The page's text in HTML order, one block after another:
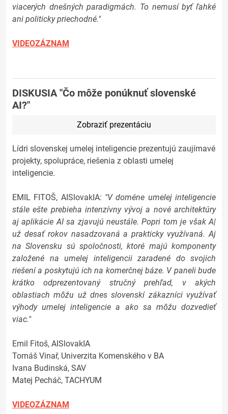
viacerých dnešných paradigmách. To nemusí byť ľahké
ani politicky priechodné."
VIDEOZÁZNAM
DISKUSIA "Čo môže ponúknuť slovenské
AI?"
Zobraziť prezentáciu
Lídri slovenskej umelej inteligencie prezentujú zaujímavé
projekty, spolupráce, riešenia z oblasti umelej
inteligencie.
EMIL FITOŠ, AISlovakIA: "V doméne umelej inteligencie
stále ešte prebieha intenzívny vývoj a nové architektúry
aj aplikácie AI sa zjavujú neustále. Popri tom je však A|
už desať rokov nasadzovaná a prakticky využívaná. Aj
na Slovensku sú spoločnosti, ktoré majú komponenty
založené na umelej inteligencii zaradené do svojich
riešení a poskytujú ich na komerčnej báze. V paneli bude
krátko odprezentovaný stručný prehľad, v akých
oblastiach môžu už dnes slovenskí zákazníci využívať
výhody umelej inteligencie a ako sa môžu dozvedieť
viac."
Emil Fitoš, AISlovakIA
Tomáš Vinař, Univerzita Komenského v BA
Ivana Budinská, SAV
Matej Pecháč, TACHYUM
VIDEOZÁZNAM